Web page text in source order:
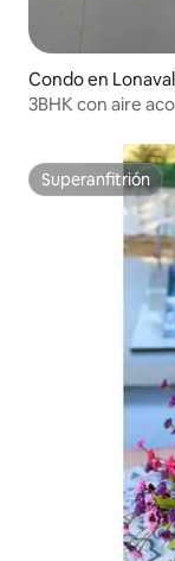
Condo en
3BHK con aire
Superanfitrión
Superanfitrión